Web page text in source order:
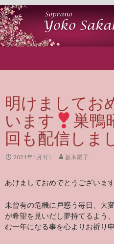
明けましてお
います
巣鴨
回も配信しま
2021年1月1日 坂木陽子
あけましておめでとうございます
未曾有の危機に戸惑う毎日、大
が希望を見いだし夢持てるよう
む一年になる事を心よりお祈り